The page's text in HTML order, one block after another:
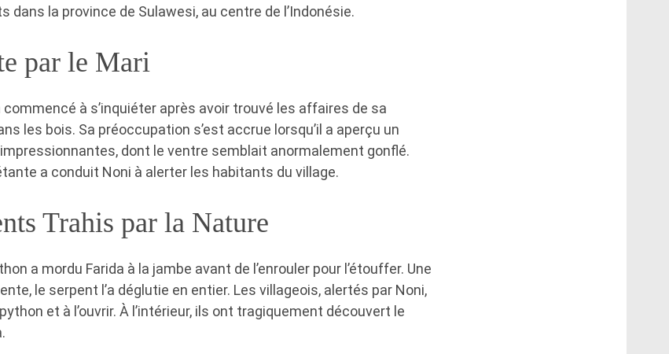
dans la province de Sulawesi, au centre de l’Indonésie.
par le Mari
commencé à s’inquiéter après avoir trouvé les affaires de sa
les bois. Sa préoccupation s’est accrue lorsqu’il a aperçu un
dont le ventre semblait anormalement gonflé.
a conduit Noni à alerter les habitants du village.
Trahis par la Nature
a mordu Farida à la jambe avant de l’enrouler pour l’étouffer. Une
le serpent l’a déglutie en entier. Les villageois, alertés par Noni,
et à l’ouvrir. À l’intérieur, ils ont tragiquement découvert le